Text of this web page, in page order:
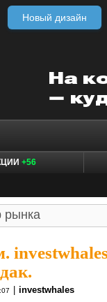
Новый дизайн
+56
investwhales